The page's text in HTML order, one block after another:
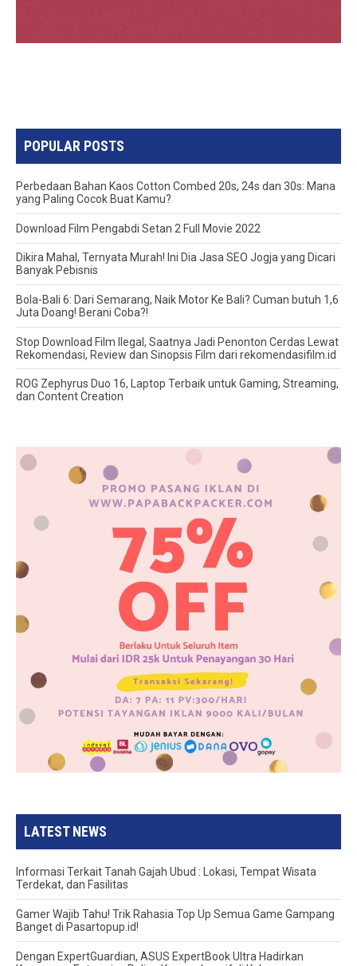
POPULAR POSTS
Perbedaan Bahan Kaos Cotton Combed 20s, 24s dan 30s: Mana
yang Paling Cocok Buat Kamu?
Download Film Pengabdi Setan 2 Full Movie 2022
Dikira Mahal, Ternyata Murah! Ini Dia Jasa SEO Jogja yang Dicari
Banyak Pebisnis
Bola-Bali 6: Dari Semarang, Naik Motor Ke Bali? Cuman butuh 1,6
Juta Doang! Berani Coba?!
Stop Download Film Ilegal, Saatnya Jadi Penonton Cerdas Lewat
Rekomendasi, Review dan Sinopsis Film dari rekomendasifilm.id
ROG Zephyrus Duo 16, Laptop Terbaik untuk Gaming, Streaming,
dan Content Creation
LATEST NEWS
Informasi Terkait Tanah Gajah Ubud : Lokasi, Tempat Wisata
Terdekat, dan Fasilitas
Gamer Wajib Tahu! Trik Rahasia Top Up Semua Game Gampang
Banget di Pasartopup.id!
Dengan ExpertGuardian, ASUS ExpertBook Ultra Hadirkan